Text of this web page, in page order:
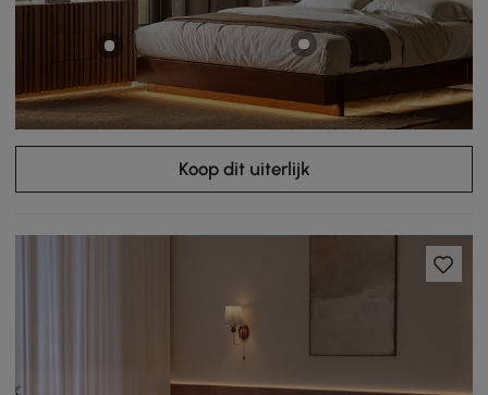
Koop dit uiterlijk